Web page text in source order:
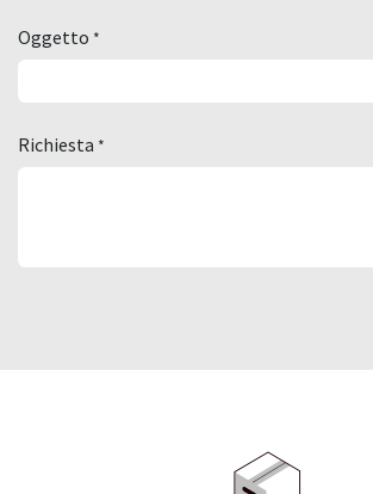
Oggetto *
Richiesta *